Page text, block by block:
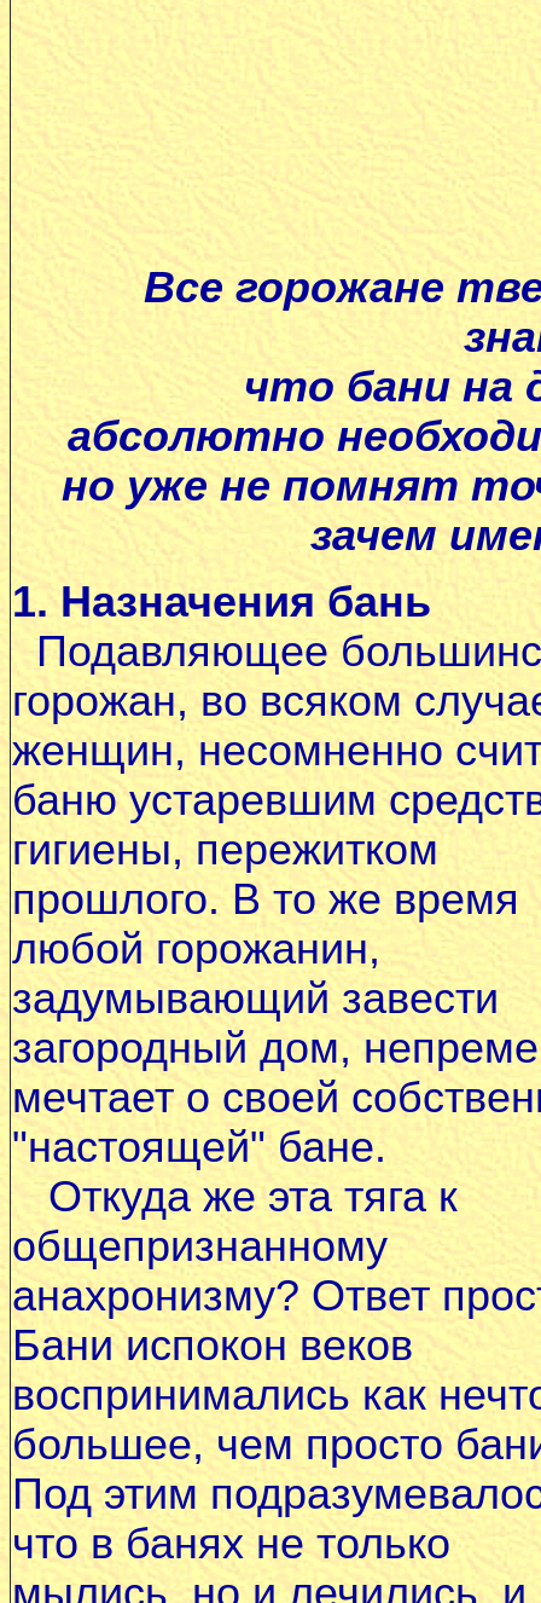
Все горожане
что бани на
абсолютно
но уже не помнят
зачем
1. Назначения бань
Подавляющее
горожан, во всяком
женщин, несомненно
баню устаревшим
гигиены, пережитком
прошлого. В то же время
любой горожанин,
задумывающий завести
загородный дом,
мечтает о своей
"настоящей" бане.
Откуда же эта тяга к
общепризнанному
анахронизму? Ответ
Бани испокон веков
воспринимались как
большее, чем просто
Под этим
что в банях не только